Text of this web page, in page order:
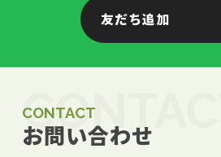
友だち追加
CONTACT
CONTACT
お問い合わせ